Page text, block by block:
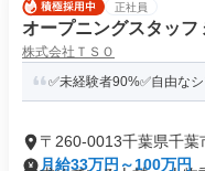
正社員
オープニングスタッ
株式会社ＴＳＯ
✅未経験者90%✅自由な
〒260-0013千葉県千葉
月給33万円～100万円